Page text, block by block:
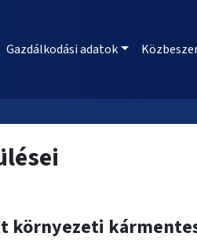
Gazdálkodási adatok
környezeti